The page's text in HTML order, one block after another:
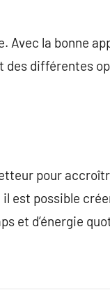
Avec la bonne
des différentes
pour
est possible
et d’énergie